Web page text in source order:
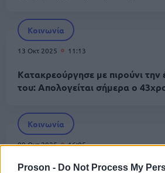
Proson - Do Not Process My
Κοινωνία
13 Οκτ 2025 11:13
Kατακρεούργησε με πιρούνι
του: Απολογείται σήμερα ο
Κοινωνία
09 Οκτ 2025 16:05
Κακοποίηση εγκύου: Δέχθηκε